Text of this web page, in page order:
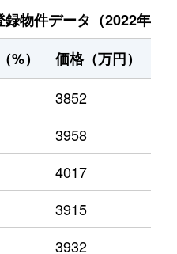
物件データ（2022年11
%） 価格（万円）
3852
3958
4017
3915
3932